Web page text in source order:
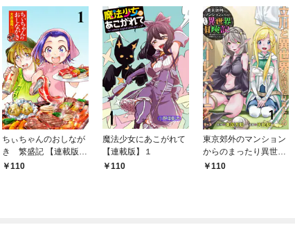
ちぃちゃんのおしなが
き 繁盛記 【連載版】
１110
魔法少女にあこがれて
【連載版】１
110
東京郊外のマンション
からのまったり異世界
冒険記 ～僕の部屋が
110